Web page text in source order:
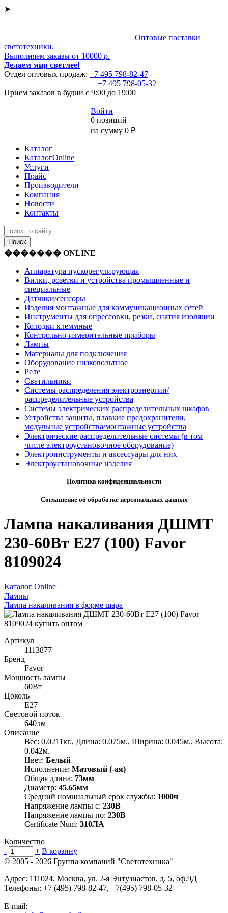
➤
Оптовые поставки
светотехники.
Выполняем заказы от 10000 р.
Делаем мир светлее!
Отдел оптовых продаж: +7 495 798-82-47
+7 495 798-05-32
Прием заказов в будни с 9:00 до 19:00
Войти
0 позиций
на сумму 0 ₽
Каталог
КаталогOnline
Услуги
Прайс
Производители
Компания
Новости
Контакты
������� ONLINE
Аппаратура пускорегулирующая
Вилки, розетки и устройства промышленные и
специальные
Датчики/сенсоры
Изделия монтажные для коммуникационных сетей
Инструменты для опрессовки, резки, снятия изоляции
Колодки клеммные
Контрольно-измерительные приборы
Лампы
Материалы для подключения
Оборудование низковольтное
Реле
Светильники
Системы распределения электроэнергии/
распределительные устройства
Системы электрических распределительных шкафов
Устройства защиты, плавкие предохранители,
модульные устройства/монтажные устройства
Электрические распределительные системы (в том
числе электроустановочное оборудование)
Электроинструменты и аксессуары для них
Электроустановочные изделия
Политика конфиденциальности
Соглашение об обработке персональных данных
Лампа накаливания ДШМТ
230-60Вт E27 (100) Favor
8109024
Каталог Online
Лампы
Лампа накаливания в форме шара
Артикул
1113877
Бренд
Favor
Мощность лампы
60Вт
Цоколь
E27
Световой поток
640лм
Описание
Вес: 0.0211кг., Длина: 0.075м., Ширина: 0.045м., Высота:
0.042м.
Цвет: Белый
Исполнение: Матовый (-ая)
Общая длина: 73мм
Диаметр: 45.65мм
Средний номинальный срок службы: 1000ч
Напряжение лампы с: 230В
Напряжение лампы по: 230В
Certificate Num: 310ЛА
Количество
-
+ В корзину
© 2005 - 2026 Группа компаний "Светотехника"
Адрес: 111024, Москва, ул. 2-я Энтузиастов, д. 5, оф.9Д
Телефоны: +7 (495) 798-82-47, +7(495) 798-05-32
E-mail: